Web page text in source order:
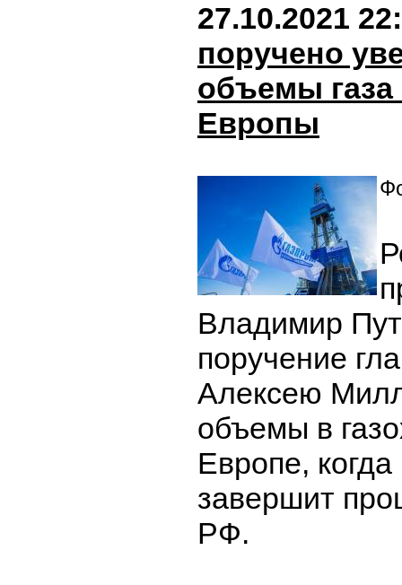
27.10.2021
поручено
объемы
Европы
Владимир
поручение
Алексею
объемы в
Европе,
завершит
РФ.